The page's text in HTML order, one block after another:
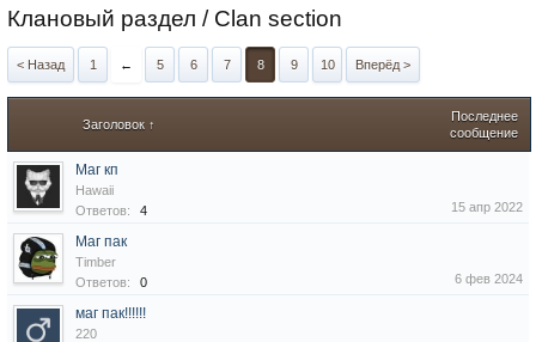
Клановый раздел / Сlan section
< Назад 1 ← 5 6 7 8 9 10 Вперёд >
Заголовок ↑
Последнее
сообщение
Маг кп
Hawaii
Ответов:
4 15 апр 2022
Маг пак
Timber
Ответов:
0 6 фев 2024
маг пак!!!!!!
220